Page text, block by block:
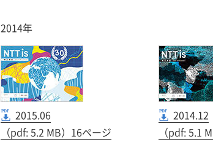
2014年
2015.06
（pdf: 5.2 MB）16ページ
2014.12
（pdf: 5.1